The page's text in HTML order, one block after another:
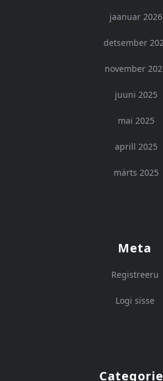
jaanuar 2026
detsember
november
juuni 2025
mai 2025
aprill 2025
märts 2025
Meta
Registreeru
Logi sisse